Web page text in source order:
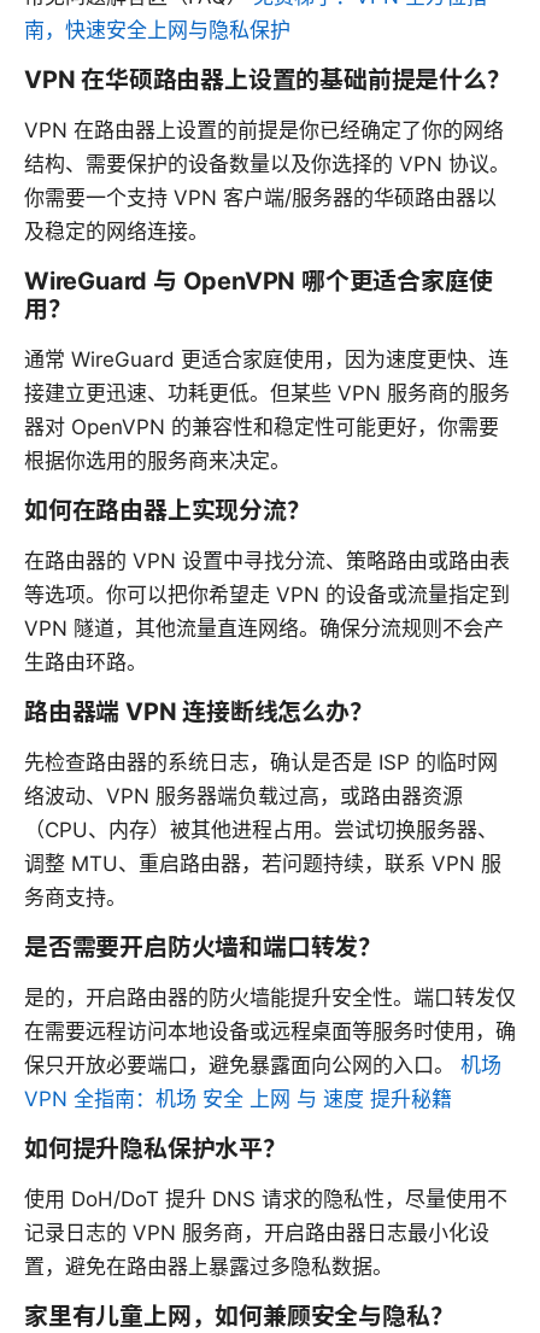
南，快速安全上网与隐私保护
VPN 在华硕路由器上设置的基础前提是什么？
VPN 在路由器上设置的前提是你已经确定了你的网络
结构、需要保护的设备数量以及你选择的 VPN 协议。
你需要一个支持 VPN 客户端/服务器的华硕路由器以
及稳定的网络连接。
WireGuard 与 OpenVPN 哪个更适合家庭使
用？
通常 WireGuard 更适合家庭使用，因为速度更快、连
接建立更迅速、功耗更低。但某些 VPN 服务商的服务
器对 OpenVPN 的兼容性和稳定性可能更好，你需要
根据你选用的服务商来决定。
如何在路由器上实现分流？
在路由器的 VPN 设置中寻找分流、策略路由或路由表
等选项。你可以把你希望走 VPN 的设备或流量指定到
VPN 隧道，其他流量直连网络。确保分流规则不会产
生路由环路。
路由器端 VPN 连接断线怎么办？
先检查路由器的系统日志，确认是否是 ISP 的临时网
络波动、VPN 服务器端负载过高，或路由器资源
（CPU、内存）被其他进程占用。尝试切换服务器、
调整 MTU、重启路由器，若问题持续，联系 VPN 服
务商支持。
是否需要开启防火墙和端口转发？
是的，开启路由器的防火墙能提升安全性。端口转发仅
在需要远程访问本地设备或远程桌面等服务时使用，确
保只开放必要端口，避免暴露面向公网的入口。 机场
VPN 全指南：机场 安全 上网 与 速度 提升秘籍
如何提升隐私保护水平？
使用 DoH/DoT 提升 DNS 请求的隐私性，尽量使用不
记录日志的 VPN 服务商，开启路由器日志最小化设
置，避免在路由器上暴露过多隐私数据。
家里有儿童上网，如何兼顾安全与隐私？